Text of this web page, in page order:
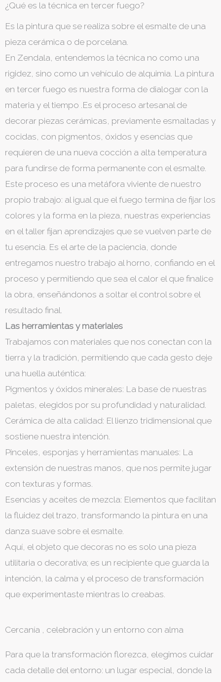
¿Qué es la técnica en tercer fuego?
Es la pintura que se realiza sobre el esmalte de una
pieza cerámica o de porcelana.
En Zendala, entendemos la técnica no como una
rigidez, sino como un vehículo de alquimia. La pintura
en tercer fuego es nuestra forma de dialogar con la
materia y el tiempo .Es el proceso artesanal de
decorar piezas cerámicas, previamente esmaltadas y
cocidas, con pigmentos, óxidos y esencias que
requieren de una nueva cocción a alta temperatura
para fundirse de forma permanente con el esmalte.
​Este proceso es una metáfora viviente de nuestro
propio trabajo: al igual que el fuego termina de fijar los
colores y la forma en la pieza, nuestras experiencias
en el taller fijan aprendizajes que se vuelven parte de
tu esencia. Es el arte de la paciencia, donde
entregamos nuestro trabajo al horno, confiando en el
proceso y permitiendo que sea el calor el que finalice
la obra, enseñándonos a soltar el control sobre el
resultado final.
Las herramientas y materiales
​Trabajamos con materiales que nos conectan con la
tierra y la tradición, permitiendo que cada gesto deje
una huella auténtica:
​Pigmentos y óxidos minerales: La base de nuestras
paletas, elegidos por su profundidad y naturalidad.
​Cerámica de alta calidad: El lienzo tridimensional que
sostiene nuestra intención.
​Pinceles, esponjas y herramientas manuales: La
extensión de nuestras manos, que nos permite jugar
con texturas y formas.
​Esencias y aceites de mezcla: Elementos que facilitan
la fluidez del trazo, transformando la pintura en una
danza suave sobre el esmalte.
​Aquí, el objeto que decoras no es solo una pieza
utilitaria o decorativa; es un recipiente que guarda la
intención, la calma y el proceso de transformación
que experimentaste mientras lo creabas.
Cercanía , celebración y un entorno con alma
Para que la transformación florezca, elegimos cuidar
cada detalle del entorno: un lugar especial, donde la